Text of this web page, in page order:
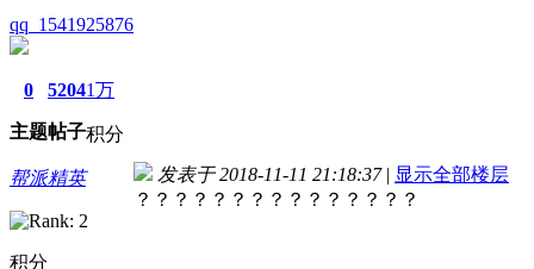
qq_1541925876
0
主题
5204
帖子
1万
积分
帮派精英
积分
发表于 2018-11-11 21:18:37 | 显示全部楼层
？？？？？？？？？？？？？？？